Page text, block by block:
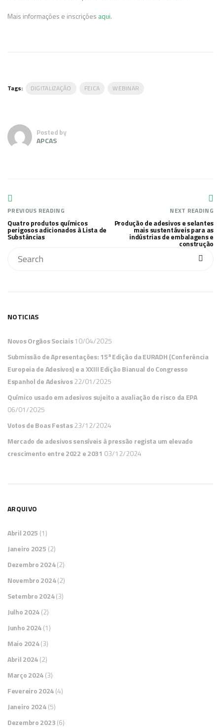
Mais informações e inscrições aqui.
Tags: DIGITALIZAÇÃO FEICA WEBINAR
Posted by
APCAS
PREVIOUS READING
Quatro produtos químicos
perigosos adicionados à Lista de
Substâncias
NEXT READING
Produção de adesivos e selantes
mais sustentáveis para as
indústrias de embalagens e
construção
NOTICIAS
Novos Orgãos Sociais10/04/2025
Submissão de Apresentações: 15ª Edição da EURADH (Conferência
Europeia de Adesivos) e a XXIII Edição Bianual do Congresso
Espanhol de Adesivos22/01/2025
Químico usado em adesivos sujeito a avaliação de risco da EPA
06/01/2025
Votos de Boas Festas23/12/2024
Mercado de adesivos sensíveis à pressão regista um elevado
crescimento entre 2022 e 2031 03/12/2024
ARQUIVO
Abril 2025 (1)
Janeiro 2025 (2)
Dezembro 2024(2)
Novembro 2024(2)
Setembro 2024(3)
Julho 2024(2)
Junho 2024(1)
Maio 2024(3)
Abril 2024(2)
Março 2024(3)
Fevereiro 2024(4)
Janeiro 2024(5)
Dezembro 2023(6)